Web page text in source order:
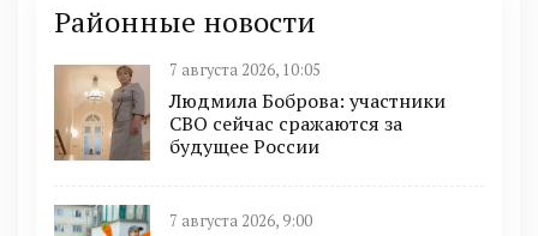
Районные новости
7 августа 2026, 10:05
Людмила Боброва: участники
СВО сейчас сражаются за
будущее России
7 августа 2026, 9:00